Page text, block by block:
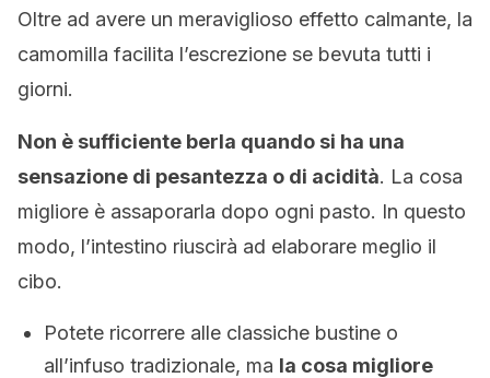
Oltre ad avere un meraviglioso effetto calmante, la
camomilla facilita l’escrezione se bevuta tutti i
giorni.
Non è sufficiente berla quando si ha una
sensazione di pesantezza o di acidità. La cosa
migliore è assaporarla dopo ogni pasto. In questo
modo, l’intestino riuscirà ad elaborare meglio il
cibo.
Potete ricorrere alle classiche bustine o
all’infuso tradizionale, ma la cosa migliore